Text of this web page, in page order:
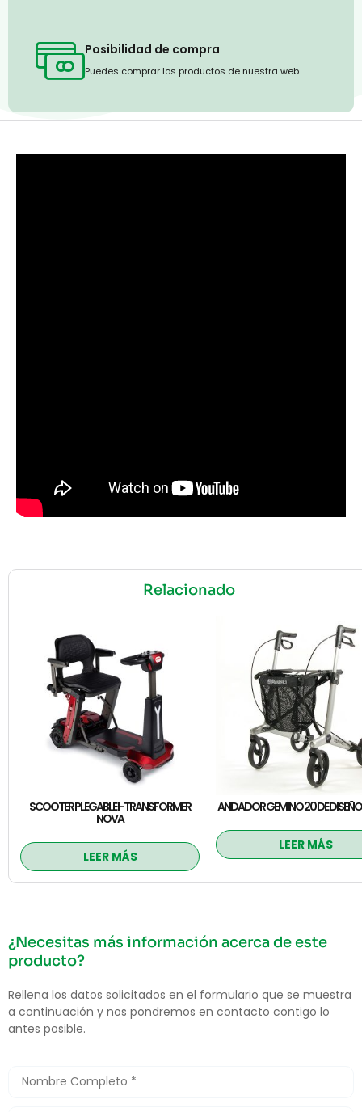
Posibilidad de compra
Puedes comprar los productos de nuestra web
Relacionado
SCOOTER PLEGABLE I-TRANSFORMER
NOVA
LEER MÁS
ANDADOR GEMINO 20 DE
LEER MÁS
¿Necesitas más información acerca de este
producto?
Rellena los datos solicitados en el formulario que se muestra
a continuación y nos pondremos en contacto contigo lo
antes posible.